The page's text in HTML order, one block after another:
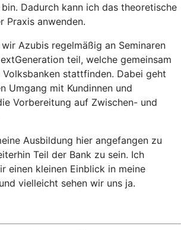
Dadurch kann ich das theoretische
Praxis anwenden.
Azubis regelmäßig an Seminaren
teil, welche gemeinsam
stattfinden. Dabei geht
Umgang mit Kundinnen und
Vorbereitung auf Zwischen- und
Ausbildung hier angefangen zu
Teil der Bank zu sein. Ich
einen kleinen Einblick in meine
vielleicht sehen wir uns ja.